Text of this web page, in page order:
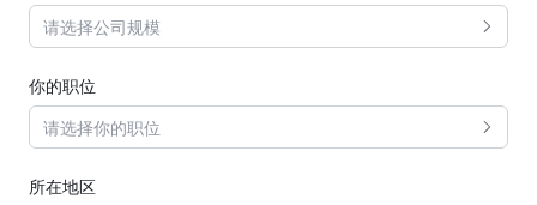
请选择公司规模
你的职位
请选择你的职位
所在地区